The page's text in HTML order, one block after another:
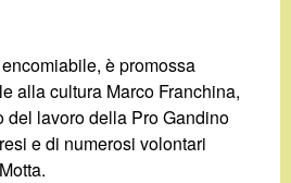
è promossa
alla cultura Marco Franchina,
del lavoro della Pro Gandino
e di numerosi volontari